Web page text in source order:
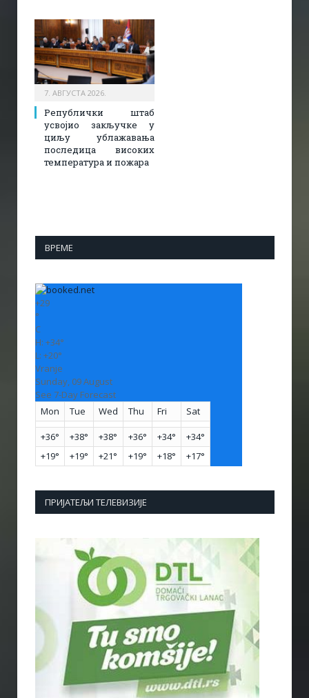
7. АВГУСТА 2026.
Републички штаб
усвојио закључке у
циљу ублажавања
последица високих
температура и пожара​
ВРЕМЕ
+29
°
C
H: +34°
L: +20°
Vranje
Sunday, 09 August
See 7-Day Forecast
Mon
Tue Wed Thu Fri Sat
+36° +38° +38° +36° +34° +34°
+19° +19° +21° +19° +18° +17°
ПРИЈАТЕЉИ ТЕЛЕВИЗИЈЕ